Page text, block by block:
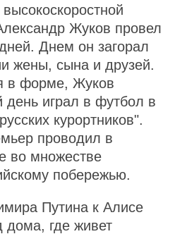
Жуков провел
Днем он загорал
жены, сына и друзей.
в форме, Жуков
день играл в футбол в
курортников".
проводил в
во множестве
побережью.
Путина к Алисе
где живет